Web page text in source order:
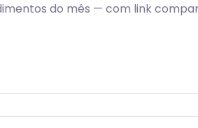
do mês — com link